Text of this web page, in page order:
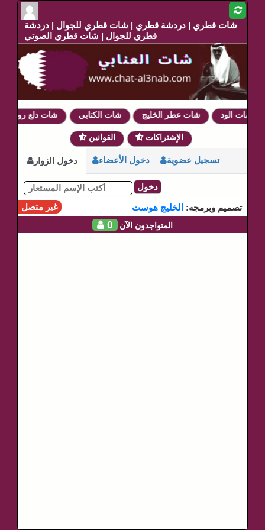
شات قطري | دردشة قطري | شات قطري للجوال | دردشة
قطري للجوال | شات قطري الصوتي
شات دلع روحي شات الكتابي شات عطر الخليج شات الود
القوانين الإشتراكات
دخول الزوار دخول الأعضاء تسجيل عضوية
دخول
غير متصل
تصميم وبرمجه: الخليج هوست
0 المتواجدون الآن